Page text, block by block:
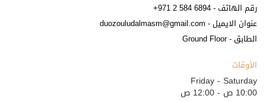
رقم الهاتف -+971 2 584 6894
عنوان الايميل - duozouludalmasm@gmail.com
الطابق - Ground Floor
الأوقات
Friday - Saturday
10:00 ص - 12:00 ص